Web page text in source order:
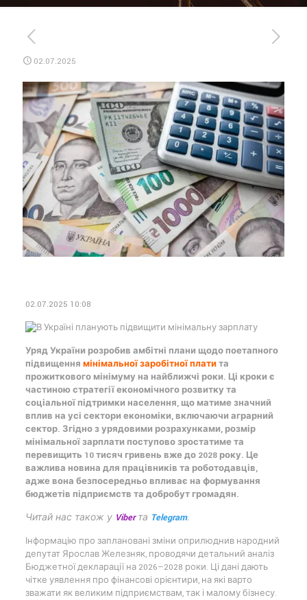
02.07.2025
02.07.2025 10:08
Уряд України розробив амбітні плани щодо поетапного
підвищення мінімальної заробітної платита
прожиткового мінімуму на найближчі роки. Ці кроки є
частиною стратегії економічного розвитку та
соціальної підтримки населення, що матиме значний
вплив на усі сектори економіки, включаючи аграрний
сектор. Згідно з урядовими розрахунками, розмір
мінімальної зарплати поступово зростатиме та
перевищить 10 тисяч гривень вже до 2028 року. Це
важлива новина для працівників та роботодавців,
адже вона безпосередньо впливає на формування
бюджетів підприємств та добробут громадян.
Читай нас також у Viberта Telegram.
Інформацію про заплановані зміни оприлюднив народний
депутат Ярослав Железняк, проводячи детальний аналіз
Бюджетної декларації на 2026—2028 роки. Ці дані дають
чітке уявлення про фінансові орієнтири, на які варто
зважати як великим підприємствам, так і малому бізнесу.